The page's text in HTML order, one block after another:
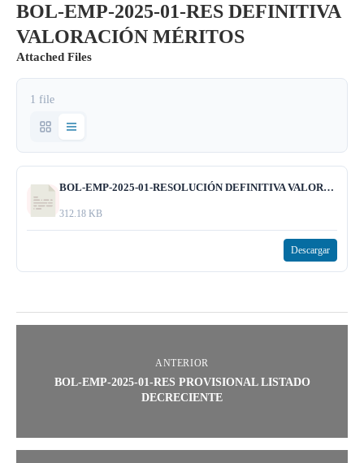
BOL-EMP-2025-01-RES DEFINITIVA
VALORACIÓN MÉRITOS
Attached Files
1 file
BOL-EMP-2025-01-RESOLUCIÓN DEFINITIVA VALORACIÓN MÉRITOS.pdf
312.18 KB
Descargar
ANTERIOR
BOL-EMP-2025-01-RES PROVISIONAL LISTADO
DECRECIENTE